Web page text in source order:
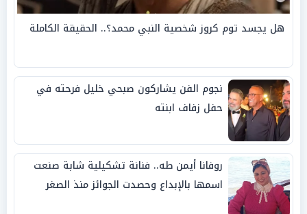
هل يجسد توم كروز شخصية النبي محمد؟.. الحقيقة الكاملة
نجوم الفن يشاركون صبحي خليل فرحته في
حفل زفاف ابنته
روفانا أيمن طه.. فنانة تشكيلية شابة صنعت
اسمها بالإبداع وحصدت الجوائز منذ الصغر